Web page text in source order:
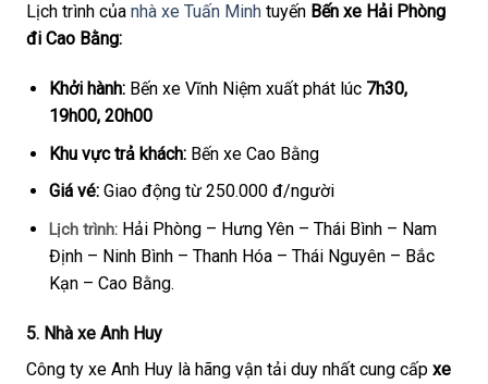
Lịch trình của nhà xe Tuấn Minh tuyến Bến xe Hải Phòng
đi Cao Bằng:
Khởi hành:Bến xe Vĩnh Niệm xuất phát lúc 7h30,
19h00, 20h00
Khu vực trả khách:Bến xe Cao Bằng
Giá vé:Giao động từ 250.000 đ/người
Lịch trình: Hải Phòng – Hưng Yên – Thái Bình – Nam
Định – Ninh Bình – Thanh Hóa – Thái Nguyên – Bắc
Kạn – Cao Bằng.
5. Nhà xe Anh Huy
Công ty xe Anh Huy là hãng vận tải duy nhất cung cấp xe